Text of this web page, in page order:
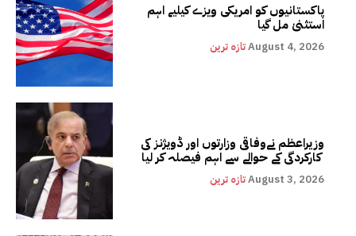
پاکستانیوں کو امریکی ویزے کیلیے اہم
استثنیٰ مل گیا
تازہ ترینAugust 4, 2026
وزیراعظم نےوفاقی وزارتوں اور ڈویژنز کی
کارکردگی کے حوالے سے اہم فیصلہ کر لیا
تازہ ترینAugust 3, 2026